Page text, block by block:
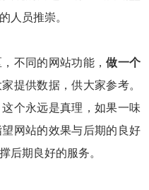
人员推崇。
不同的网站功能，做一个
提供数据，供大家参考。
这个永远是真理，如果一味
网站的效果与后期的良好
后期良好的服务。